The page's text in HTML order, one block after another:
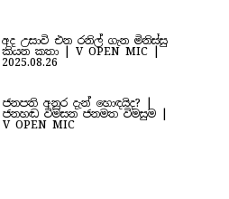
අද උසාවි එන රනිල් ගැන මිනිස්සු
කියන කතා | V OPEN MIC |
2025.08.26
ජනපති අනුර දැන් හොඳයිද? |
ජනහඬ විමසන ජනමත විමසුම |
V OPEN MIC